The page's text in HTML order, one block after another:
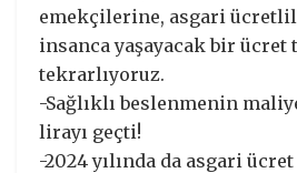
emekçilerine, asgari
insanca yaşayacak bir
tekrarlıyoruz.
-Sağlıklı beslenmenin
lirayı geçti!
-2024 yılında da asgari ücret